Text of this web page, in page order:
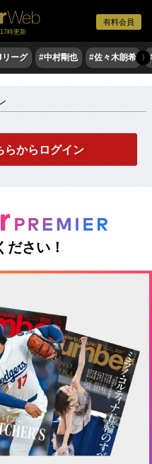
有料会員
時更新
ーグ #中村剛也 #佐々木朗希 〉
らからログイン
ださい！